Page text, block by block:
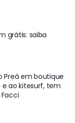
grátis: saiba
Preá em boutique
ao kitesurf, tem